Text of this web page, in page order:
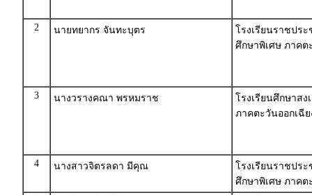
2 นายทยากร จันทะบุตร
โรงเรียนราชปร
ศึกษาพิเศษ ภาคต
3 นางวรางคณา พรหมราช
โรงเรียนศึกษาส
ภาคตะวันออกเฉีย
4 นางสาวจิตรลดา มีคุณ
โรงเรียนราชปร
ศึกษาพิเศษ ภาคต